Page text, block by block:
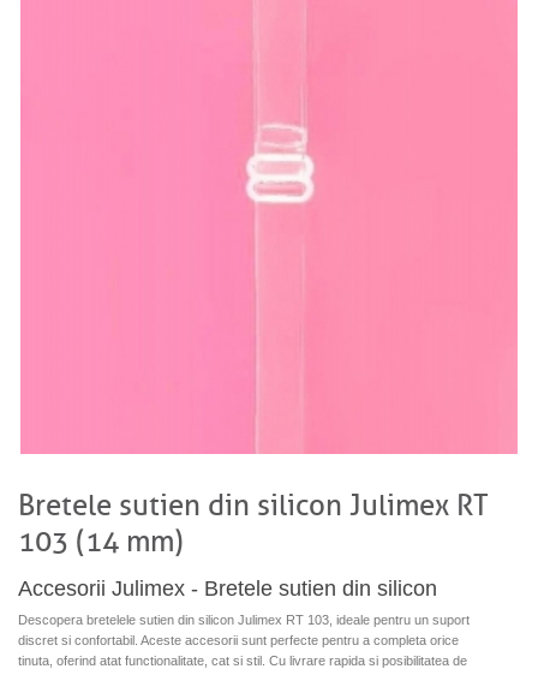
Bretele sutien din silicon Julimex RT
103 (14 mm)
Accesorii Julimex - Bretele sutien din silicon
Descopera bretelele sutien din silicon Julimex RT 103, ideale pentru un suport
discret si confortabil. Aceste accesorii sunt perfecte pentru a completa orice
tinuta, oferind atat functionalitate, cat si stil. Cu livrare rapida si posibilitatea de